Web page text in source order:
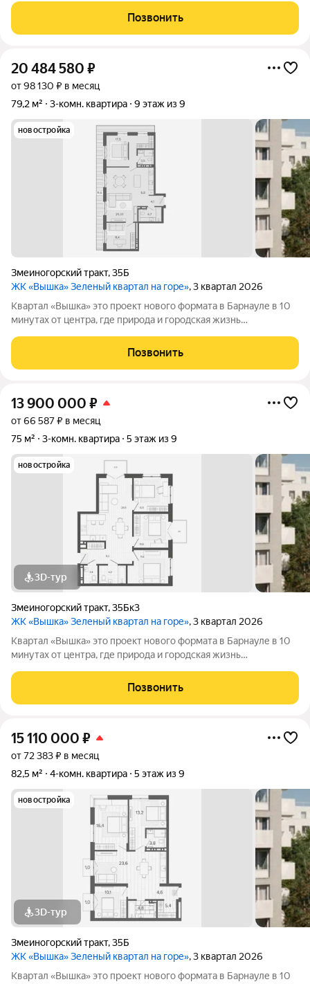
удобном и чистом первом этаже по адресу: г. Барнаул,
Змеиногорский тракт, дом
Позвонить
20 484 580 ₽
от 98 130 ₽ в месяц
79,2 м²
3-комн. квартира 9 этаж из 9
новостройка
Змеиногорский тракт,35Б
ЖК «Вышка» Зеленый квартал на горе», 3 квартал 2026
Квартал «Вышка» это проект нового формата в Барнауле в 10
минутах от центра, где природа и городская жизнь
интеграция в существующий природный ландшафт с
максимальным сохранением зелени и пешеходных
Позвонить
13 900 000 ₽
от 66 587 ₽ в месяц
75 м²
3-комн. квартира 5 этаж из 9
новостройка
3D-тур
Змеиногорский тракт,35Бк3
ЖК «Вышка» Зеленый квартал на горе», 3 квартал 2026
Квартал «Вышка» это проект нового формата в Барнауле в 10
минутах от центра, где природа и городская жизнь
интеграция в существующий природный ландшафт с
максимальным сохранением зелени и пешеходных
Позвонить
15 110 000 ₽
от 72 383 ₽ в месяц
82,5 м²
4-комн. квартира 5 этаж из 9
новостройка
3D-тур
Змеиногорский тракт,35Б
ЖК «Вышка» Зеленый квартал на горе», 3 квартал 2026
Квартал «Вышка» это проект нового формата в Барнауле в 10